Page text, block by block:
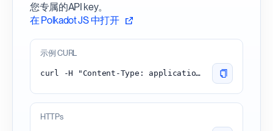
您专属的API key。
在 Polkadot JS 中打开
示例 CURL
curl -H "Content-Type: application/json" -d '{"id":1, "jsonrpc":"2.0", "method": "chain_getBlock"}' 'https://polkadot.api.onfinality.io/public'
HTTPs